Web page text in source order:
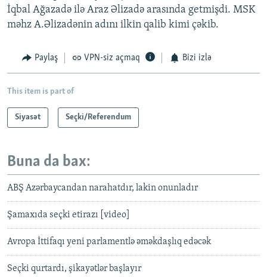
İqbal Ağazadə ilə Araz Əlizadə arasında getmişdi. MSK
məhz A.Əlizadənin adını ilkin qalib kimi çəkib.
Paylaş VPN-siz açmaq Bizi izlə
This item is part of
Siyasət Seçki/Referendum
Buna da bax:
ABŞ Azərbaycandan narahatdır, lakin onunladır
Şamaxıda seçki etirazı [video]
Avropa İttifaqı yeni parlamentlə əməkdaşlıq edəcək
Seçki qurtardı, şikayətlər başlayır